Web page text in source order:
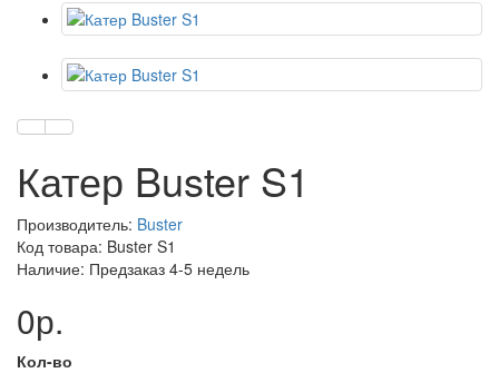
Катер Buster S1
Производитель: Buster
Код товара: Buster S1
Наличие: Предзаказ 4-5 недель
0р.
Кол-во